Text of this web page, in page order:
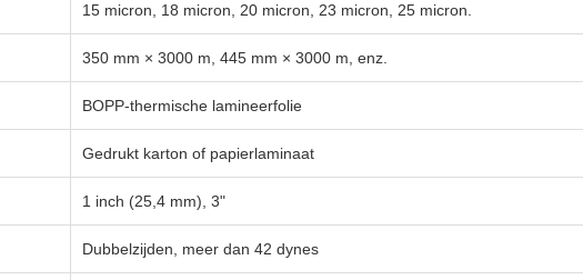
15 micron, 18 micron, 20 micron, 23 micron, 25 micron.
350 mm × 3000 m, 445 mm × 3000 m, enz.
BOPP-thermische lamineerfolie
Gedrukt karton of papierlaminaat
1 inch (25,4 mm), 3"
Dubbelzijden, meer dan 42 dynes